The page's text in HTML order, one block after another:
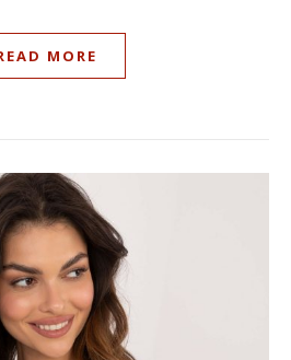
MORE